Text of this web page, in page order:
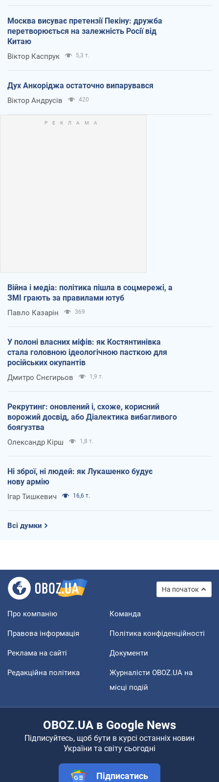
Москва висуває претензії Пекіну: дружба
перетворюється на залежність Росії від
Китаю
Віктор Каспрук 5,3 т.
Дух Анкоріджа остаточно випарувався
Віктор Андрусів 420
Війна і медіа: політика пішла в соцмережі, а
ЗМІ грають за правилами ютуб
Павло Казарін 369
У полоні власних міфів: як Костянтинівка
стала головною ідеологічною пасткою для
російських окупантів
Дмитро Снєгирьов 1,9 т.
Рекрутинг: оновлений і, схоже, корисний
ворожий досвід, або Діалектика вибагливого
боягузтва
Олександр Кірш 1,8 т.
Ні зброї, ні людей: як Лукашенко будує
нову армію
Ігар Тишкевич 16,6 т.
Всі думки
На початок
Про компанію Команда
Правова інформація Політика конфіденційності
Реклама на сайті Документи
Редакційна політика
Журналісти OBOZ.UA на
місці подій
OBOZ.UA в Google News
Підписуйтесь, щоб бути в курсі останніх новин
України та світу сьогодні
Підписатись